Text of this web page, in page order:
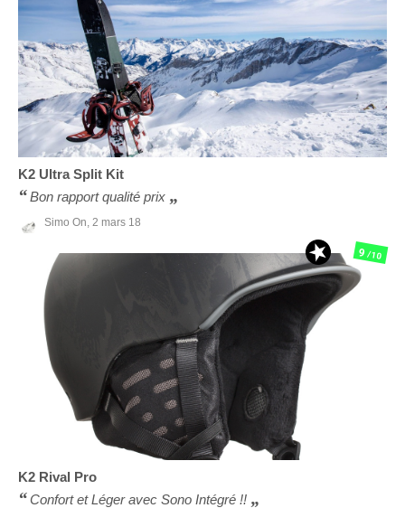
K2 Ultra Split Kit
Bon rapport qualité prix
Simo On, 2 mars 18
K2 Rival Pro
Confort et Léger avec Sono Intégré !!
9/10